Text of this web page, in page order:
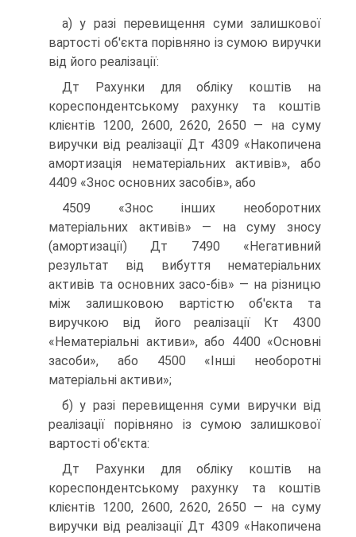
а) у разі перевищення суми залишкової
вартості об'єкта порівняно із сумою виручки
від його реалізації:
Дт Рахунки для обліку коштів на
кореспондентському рахунку та коштів
клієнтів 1200, 2600, 2620, 2650 — на суму
виручки від реалізації Дт 4309 «Накопичена
амортизація нематеріальних активів», або
4409 «Знос основних засобів», або
4509 «Знос інших необоротних
матеріальних активів» — на суму зносу
(амортизації) Дт 7490 «Негативний
результат від вибуття нематеріальних
активів та основних засо-бів» — на різницю
між залишковою вартістю об'єкта та
виручкою від його реалізації Кт 4300
«Нематеріальні активи», або 4400 «Основні
засоби», або 4500 «Інші необоротні
матеріальні активи»;
б) у разі перевищення суми виручки від
реалізації порівняно із сумою залишкової
вартості об'єкта:
Дт Рахунки для обліку коштів на
кореспондентському рахунку та коштів
клієнтів 1200, 2600, 2620, 2650 — на суму
виручки від реалізації Дт 4309 «Накопичена